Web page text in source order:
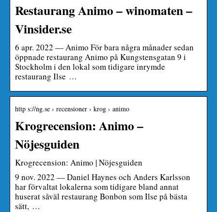
Restaurang Animo – winomaten –
Vinsider.se
6 apr. 2022 — Animo För bara några månader sedan
öppnade restaurang Animo på Kungstensgatan 9 i
Stockholm i den lokal som tidigare inrymde
restaurang Ilse …
http s://ng.se › recensioner › krog › animo
Krogrecension: Animo –
Nöjesguiden
Krogrecension: Animo | Nöjesguiden
9 nov. 2022 — Daniel Haynes och Anders Karlsson
har förvaltat lokalerna som tidigare bland annat
huserat såväl restaurang Bonbon som Ilse på bästa
sätt, …